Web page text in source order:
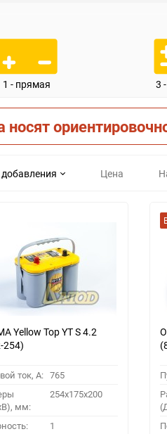
1 - прямая 3
носят
Цена
Yellow Top YT S 4.2
254)
ток, A: 765
мм:
254x175x200
1